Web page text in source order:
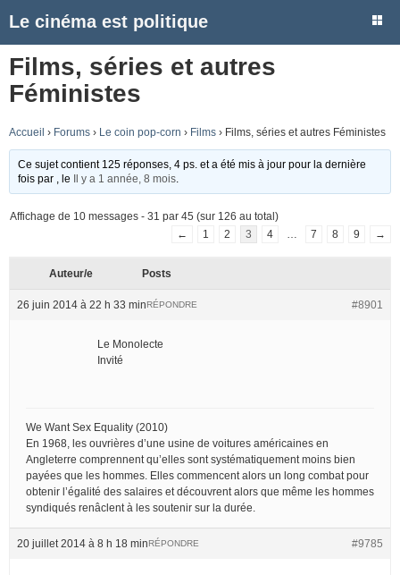
Le cinéma est politique
Films, séries et autres
Féministes
Accueil › Forums › Le coin pop-corn › Films › Films, séries et autres Féministes
Ce sujet contient 125 réponses, 4 ps. et a été mis à jour pour la dernière
fois par
, le Il y a 1 année, 8 mois
Affichage de 10 messages - 31 par 45 (sur 126 au total)
←
1 2 3 4 7 8 9 →
Auteur/e Posts
26 juin 2014 à 22 h 33 min #8901
RÉPONDRE
Le Monolecte
Invité
We Want Sex Equality (2010)
En 1968, les ouvrières d’une usine de voitures américaines en
Angleterre comprennent qu’elles sont systématiquement moins bien
payées que les hommes. Elles commencent alors un long combat pour
obtenir l’égalité des salaires et découvrent alors que même les hommes
syndiqués renâclent à les soutenir sur la durée.
20 juillet 2014 à 8 h 18 min #9785
RÉPONDRE